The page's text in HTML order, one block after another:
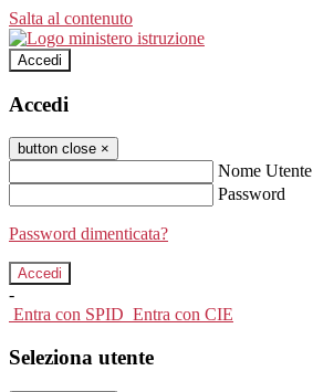
Salta al contenuto
Accedi
Accedi
button close ×
Nome Utente
Password
Password dimenticata?
-
Entra con SPID Entra con CIE
Seleziona utente